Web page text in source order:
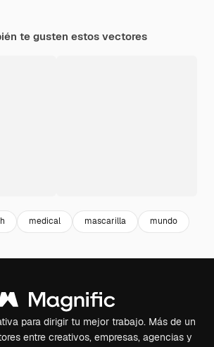
te gusten estos vectores
medical mascarilla mundo
para dirigir tu mejor trabajo. Más de un
entre creativos, empresas, agencias y